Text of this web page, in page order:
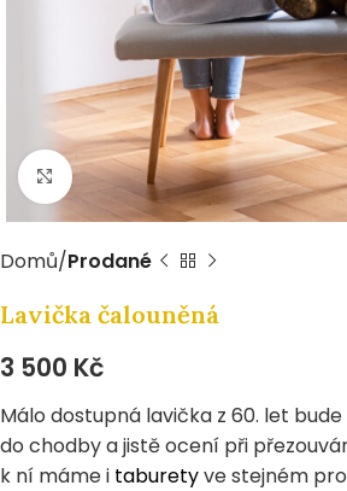
Zvětšit
Domů Prodané
Lavička čalouněná
3 500 Kč
Málo dostupná lavička z 60. let
do chodby a jistě ocení při
k ní máme i taburetyve stejném